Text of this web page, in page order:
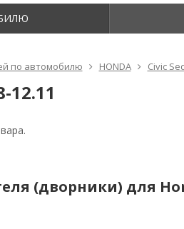
по автомобилю HONDA Civic
12.11
(дворники) для